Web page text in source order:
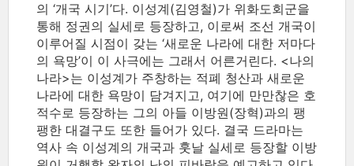
의 ‘개국 시기’다. 이성계(김영철)가 위화도회군을
통해 정권의 실세로 등장하고, 이로써 조선 개국이
이루어질 시점이 갖는 ‘새로운 나라에 대한 저마다
의 욕망’이 이 사극에는 그래서 어른거린다. <나의
나라>는 이성계가 주창하는 적폐 청산과 새로운
나라에 대한 욕망이 담겨지고, 여기에 만만찮은 호
적수로 등장하는 그의 아들 이방원(장혁)과의 팽
팽한 대결구도 또한 들어가 있다. 결국 드라마는
역사 속 이성계의 개국과 훗날 실세로 등장할 이방